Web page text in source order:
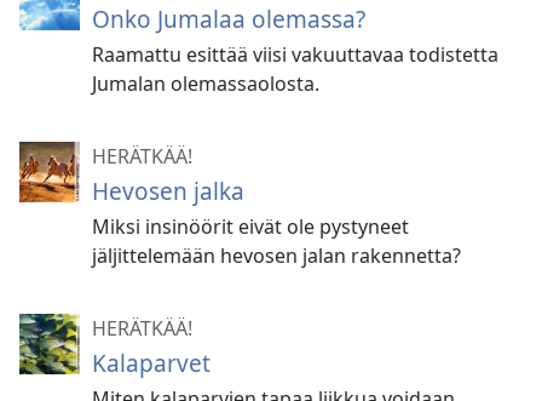
Onko Jumalaa olemassa?
Raamattu esittää viisi vakuuttavaa todistetta
Jumalan olemassaolosta.
HERÄTKÄÄ!
Hevosen jalka
Miksi insinöörit eivät ole pystyneet
jäljittelemään hevosen jalan rakennetta?
HERÄTKÄÄ!
Kalaparvet